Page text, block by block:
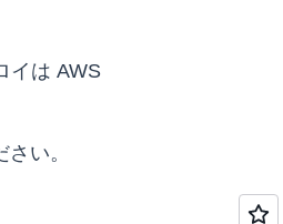
イは AWS
い。